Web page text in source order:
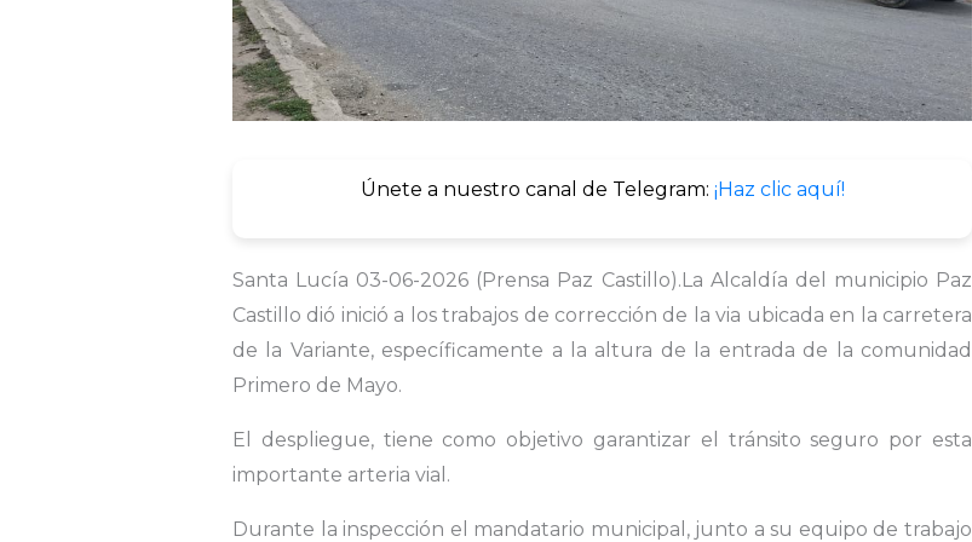
Únete a nuestro canal de Telegram: ¡Haz clic aquí!
Santa Lucía 03-06-2026 (Prensa Paz Castillo).La Alcaldía del municipio Paz
Castillo dió inició a los trabajos de corrección de la via ubicada en la carretera
de la Variante, específicamente a la altura de la entrada de la comunidad
Primero de Mayo.
El despliegue, tiene como objetivo garantizar el tránsito seguro por esta
importante arteria vial.
Durante la inspección el mandatario municipal, junto a su equipo de trabajo